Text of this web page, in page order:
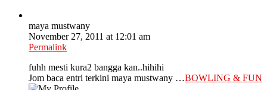
maya mustwany
November 27, 2011 at 12:01 am
Permalink
fuhh mesti kura2 bangga kan..hihihi
Jom baca entri terkini maya mustwany …BOWLING & FUN